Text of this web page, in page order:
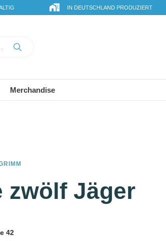
IN DEUTSCHLAND PRODUZIERT
Merchandise
zwölf Jäger
42